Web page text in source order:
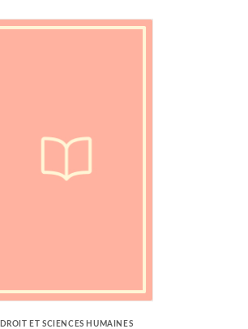
DROIT ET SCIENCES HUMAINES